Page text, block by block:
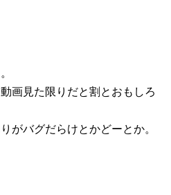
画見た限りだと割とおもしろ
がバグだらけとかどーとか。